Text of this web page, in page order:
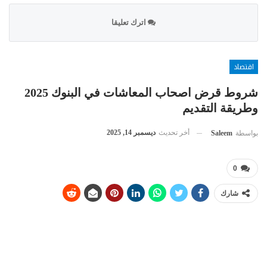
اترك تعليقا
اقتصاد
شروط قرض اصحاب المعاشات في البنوك 2025
وطريقة التقديم
بواسطة Saleem أخر تحديث ديسمبر 14, 2025
0
شارك